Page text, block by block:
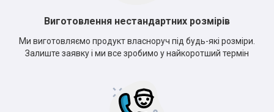
Виготовлення нестандартних розмірів
Ми виготовляємо продукт власноруч під будь-які розміри.
Залиште заявку і ми все зробимо у найкоротший термін